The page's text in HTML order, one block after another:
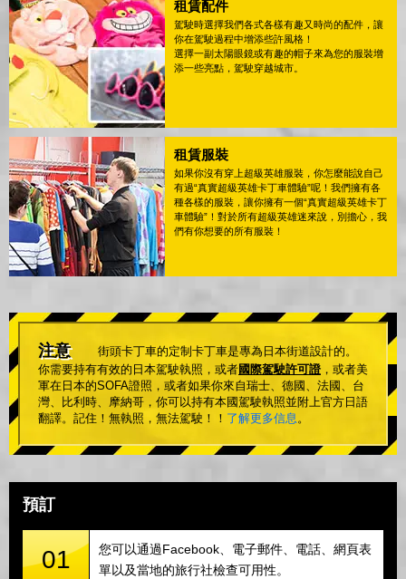
租賃配件
駕駛時選擇我們各式各樣有趣又時尚的配件，讓
你在駕駛過程中增添些許風格！
選擇一副太陽眼鏡或有趣的帽子來為您的服裝增
添一些亮點，駕駛穿越城市。
租賃服裝
如果你沒有穿上超級英雄服裝，你怎麼能說自己
有過“真實超級英雄卡丁車體驗”呢！我們擁有各
種各樣的服裝，讓你擁有一個“真實超級英雄卡丁
車體驗”！對於所有超級英雄迷來說，別擔心，我
們有你想要的所有服裝！
注意
街頭卡丁車的定制卡丁車是專為日本街道設計的。
你需要持有有效的日本駕駛執照，或者國際駕駛許可證 ，或者美
軍在日本的SOFA證照，或者如果你來自瑞士、德國、法國、台
灣、比利時、摩納哥，你可以持有本國駕駛執照並附上官方日語
翻譯。記住！無執照，無法駕駛！！ 了解更多信息。
預訂
01
您可以通過Facebook、電子郵件、電話、網頁表
單以及當地的旅行社檢查可用性。